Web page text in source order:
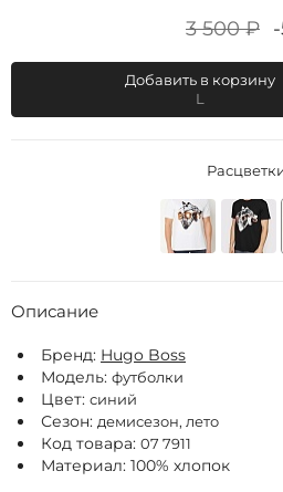
3 500 ₽
Добавить в корзину
L
Описание
Бренд: Hugo Boss
Модель: футболки
Цвет: синий
Сезон: демисезон, лето
Код товара: 07 7911
Материал: 100% хлопок